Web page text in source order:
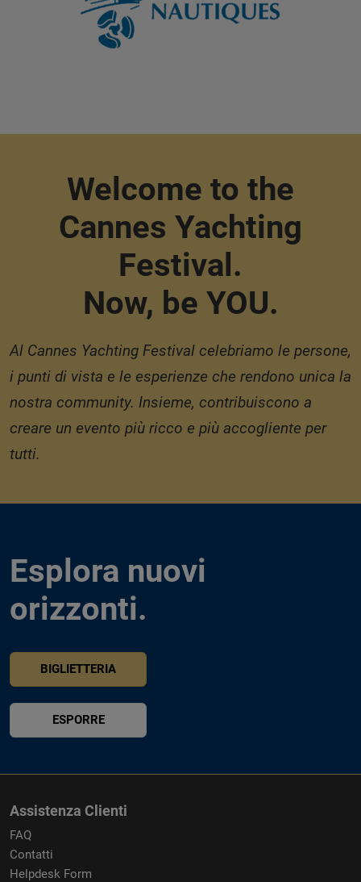
Welcome to the
Cannes Yachting
Festival.
Now, be YOU.
Al Cannes Yachting Festival celebriamo le persone,
i punti di vista e le esperienze che rendono unica la
nostra community. Insieme, contribuiscono a
creare un evento più ricco e più accogliente per
tutti.
Esplora nuovi
orizzonti.
BIGLIETTERIA
ESPORRE
Assistenza Clienti
FAQ
Contatti
Helpdesk Form